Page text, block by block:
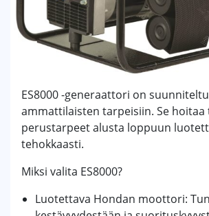
ES8000 -generaattori on
ammattilaisten tarpeisiin. Se hoitaa
perustarpeet alusta loppuun
tehokkaasti.
Miksi valita ES8000?
Luotettava Hondan moottori: